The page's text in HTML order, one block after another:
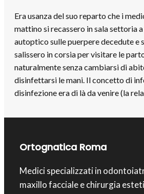
Era usanza del suo reparto che i
mattino si recassero in sala settoria a
autoptico sulle puerpere decedute e
salissero in corsia per visitare le
naturalmente senza cambiarsi di
disinfettarsi le mani. Il concetto di
disinfezione era di là da venire (la
Ortognatica Roma
Medici specializzati in
maxillo facciale e chirurgia